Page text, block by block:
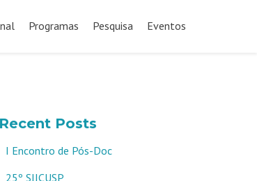
Programas Pesquisa Eventos
Recent Posts
I Encontro de Pós-Doc
25º SIICUSP